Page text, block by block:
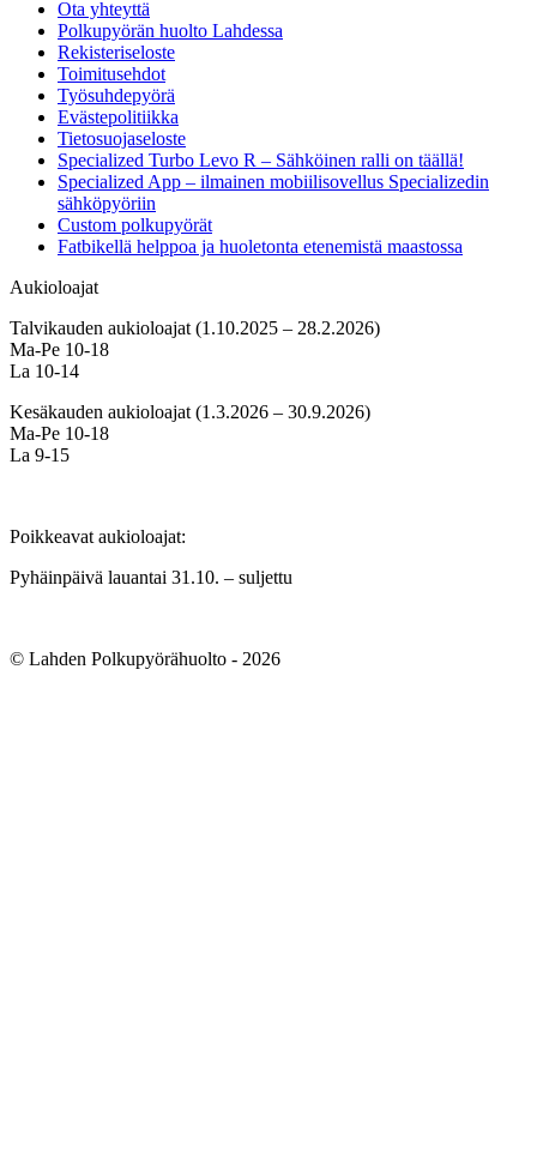
Ota yhteyttä
Polkupyörän huolto Lahdessa
Rekisteriseloste
Toimitusehdot
Työsuhdepyörä
Evästepolitiikka
Tietosuojaseloste
Specialized Turbo Levo R – Sähköinen ralli on täällä!
Specialized App – ilmainen mobiilisovellus Specializedin
sähköpyöriin
Custom polkupyörät
Fatbikellä helppoa ja huoletonta etenemistä maastossa
Aukioloajat
Talvikauden aukioloajat (1.10.2025 – 28.2.2026)
Ma-Pe 10-18
La 10-14
Kesäkauden aukioloajat (1.3.2026 – 30.9.2026)
Ma-Pe 10-18
La 9-15
Poikkeavat aukioloajat:
Pyhäinpäivä lauantai 31.10. – suljettu
© Lahden Polkupyörähuolto - 2026